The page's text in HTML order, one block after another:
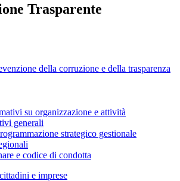
Trasparente
della corruzione e della trasparenza
su organizzazione e attività
generali
strategico gestionale
e codice di condotta
e imprese